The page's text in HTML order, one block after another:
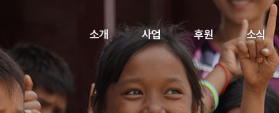
소개 사업 후원 소식